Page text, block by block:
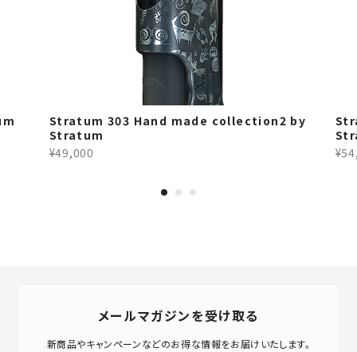
Stratum 303 Hand made collection2 by
Stratum
¥49,000
メールマガジンを受け取る
新商品やキャンペーンなどのお得な情報をお届けいたします。